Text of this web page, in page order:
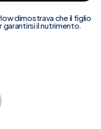
dimostrava che il figlio
garantirsi il nutrimento.